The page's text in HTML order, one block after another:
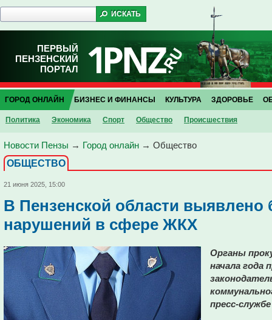
ПЕРВЫЙ
ПЕНЗЕНСКИЙ
ПОРТАЛ
ГОРОД ОНЛАЙН
Политика Экономика Спорт Общество Проиcшествия
БИЗНЕС И ФИНАНСЫ КУЛЬТУРА ЗДОРОВЬЕ
Новости Пензы → Город онлайн → Общество
ОБЩЕСТВО
21 июня 2025, 15:00
В Пензенской области выявлено
нарушений в сфере ЖКХ
Органы
начала года
пресс-